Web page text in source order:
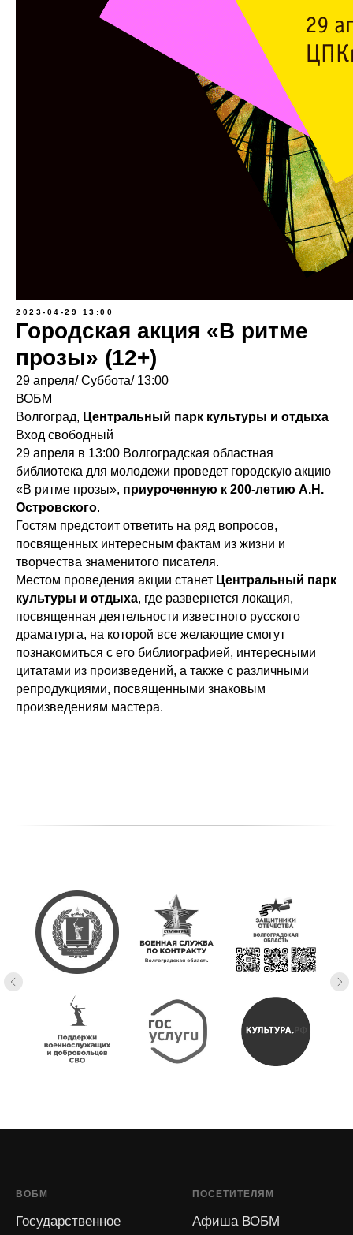
2023-04-29 13:00
Городская акция «В ритме
прозы» (12+)
29 апреля/ Суббота/ 13:00
ВОБМ
Волгоград, Центральный парк культуры и отдыха
Вход свободный
29 апреля в 13:00 Волгоградская областная
библиотека для молодежи проведет городскую акцию
«В ритме прозы», приуроченную к 200-летию А.Н.
Островского.
Гостям предстоит ответить на ряд вопросов,
посвященных интересным фактам из жизни и
творчества знаменитого писателя.
Местом проведения акции станет Центральный парк
культуры и отдыха, где развернется локация,
посвященная деятельности известного русского
драматурга, на которой все желающие смогут
познакомиться с его библиографией, интересными
цитатами из произведений, а также с различными
репродукциями, посвященными знаковым
произведениям мастера.
ВОБМ
Государственное
ПОСЕТИТЕЛЯМ
Афиша ВОБМ